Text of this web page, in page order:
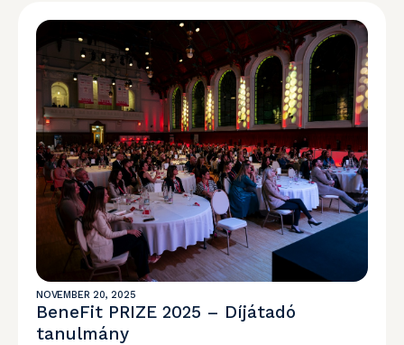
NOVEMBER 20, 2025
BeneFit PRIZE 2025 – Díjátadó
tanulmány